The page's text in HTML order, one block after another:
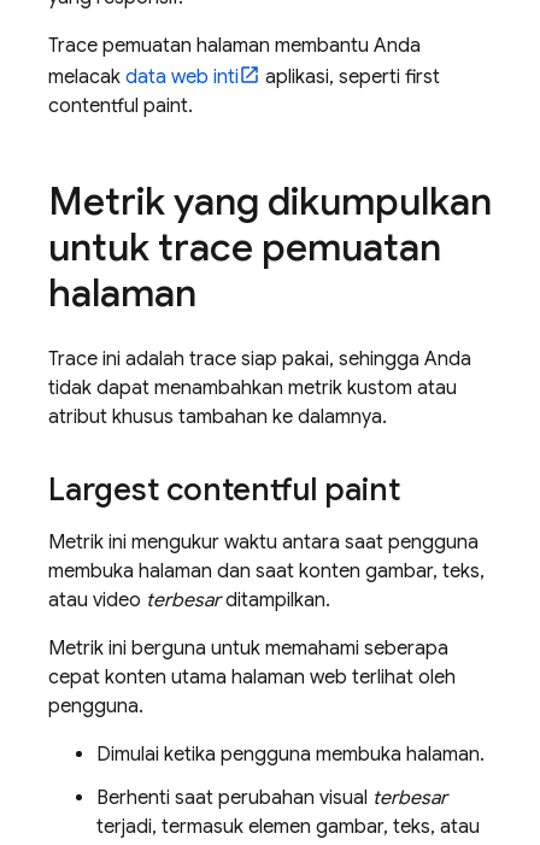
Trace pemuatan halaman membantu Anda
melacak data web inti
aplikasi, seperti first
contentful paint.
Metrik yang dikumpulkan
untuk trace pemuatan
halaman
Trace ini adalah trace siap pakai, sehingga Anda
tidak dapat menambahkan metrik kustom atau
atribut khusus tambahan ke dalamnya.
Largest contentful paint
Metrik ini mengukur waktu antara saat pengguna
membuka halaman dan saat konten gambar, teks,
atau video terbesarditampilkan.
Metrik ini berguna untuk memahami seberapa
cepat konten utama halaman web terlihat oleh
pengguna.
Dimulai ketika pengguna membuka halaman.
Berhenti saat perubahan visual terbesar
terjadi, termasuk elemen gambar, teks, atau